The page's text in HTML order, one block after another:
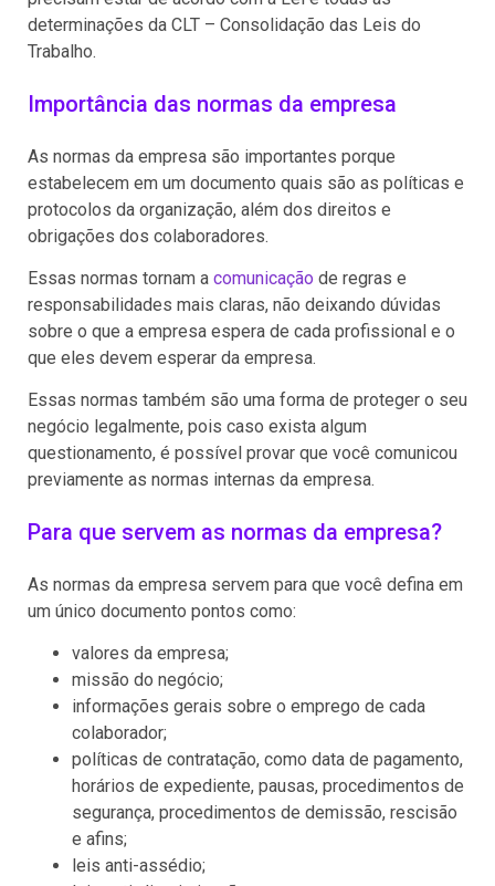
determinações da CLT – Consolidação das Leis do
Trabalho.
Importância das normas da empresa
As normas da empresa são importantes porque
estabelecem em um documento quais são as políticas e
protocolos da organização, além dos direitos e
obrigações dos colaboradores.
Essas normas tornam a comunicação de regras e
responsabilidades mais claras, não deixando dúvidas
sobre o que a empresa espera de cada profissional e o
que eles devem esperar da empresa.
Essas normas também são uma forma de proteger o seu
negócio legalmente, pois caso exista algum
questionamento, é possível provar que você comunicou
previamente as normas internas da empresa.
Para que servem as normas da empresa?
As normas da empresa servem para que você defina em
um único documento pontos como:
valores da empresa;
missão do negócio;
informações gerais sobre o emprego de cada
colaborador;
políticas de contratação, como data de pagamento,
horários de expediente, pausas, procedimentos de
segurança, procedimentos de demissão, rescisão
e afins;
leis anti-assédio;